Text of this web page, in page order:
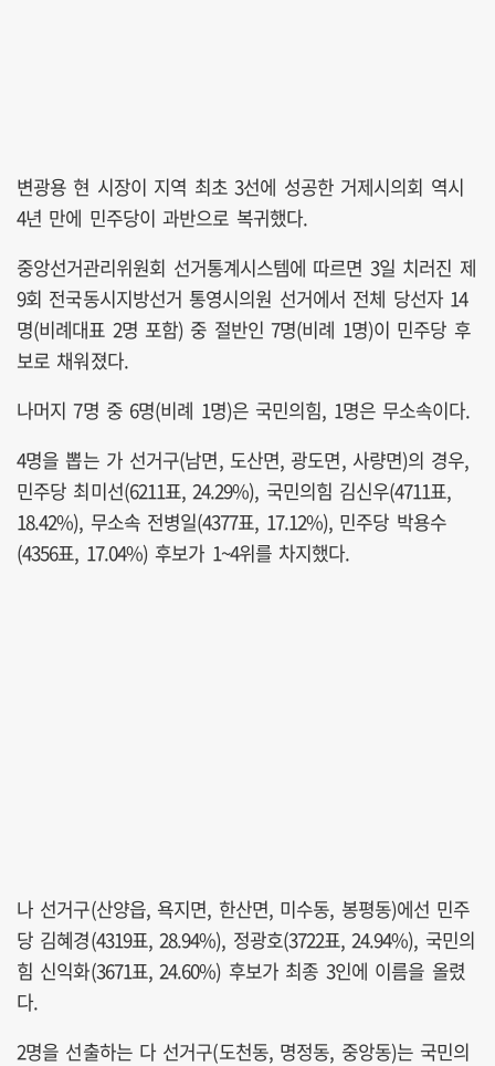
변광용 현 시장이 지역 최초 3선에 성공한 거제시의회 역시
4년 만에 민주당이 과반으로 복귀했다.
중앙선거관리위원회 선거통계시스템에 따르면 3일 치러진 제
9회 전국동시지방선거 통영시의원 선거에서 전체 당선자 14
명(비례대표 2명 포함) 중 절반인 7명(비례 1명)이 민주당 후
보로 채워졌다.
나머지 7명 중 6명(비례 1명)은 국민의힘, 1명은 무소속이다.
4명을 뽑는 가 선거구(남면, 도산면, 광도면, 사량면)의 경우,
민주당 최미선(6211표, 24.29%), 국민의힘 김신우(4711표,
18.42%), 무소속 전병일(4377표, 17.12%), 민주당 박용수
(4356표, 17.04%) 후보가 1~4위를 차지했다.
나 선거구(산양읍, 욕지면, 한산면, 미수동, 봉평동)에선 민주
당 김혜경(4319표, 28.94%), 정광호(3722표, 24.94%), 국민의
힘 신익화(3671표, 24.60%) 후보가 최종 3인에 이름을 올렸
다.
2명을 선출하는 다 선거구(도천동, 명정동, 중앙동)는 국민의